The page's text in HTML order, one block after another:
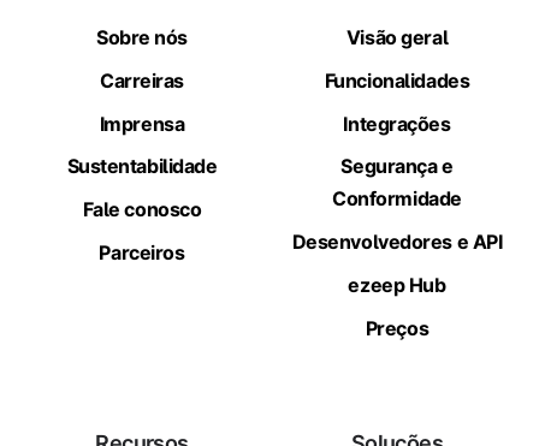
Sobre nós
Carreiras
Imprensa
Sustentabilidade
Fale conosco
Parceiros
Visão geral
Funcionalidades
Integrações
Segurança e
Conformidade
Desenvolvedores e API
ezeep Hub
Preços